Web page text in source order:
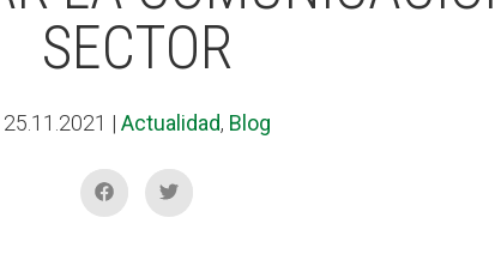
SECTOR
25.11.2021 | Actualidad, Blog